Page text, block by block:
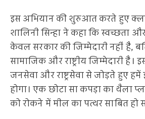
इस अभियान की शुरुआत करते हुए
शालिनी सिन्हा ने कहा कि स्वच्छता और
केवल सरकार की जिम्मेदारी नहीं है,
सामाजिक और राष्ट्रीय जिम्मेदारी है।
जनसेवा और राष्ट्रसेवा से जोड़ते हुए
होगा। एक छोटा सा कपड़ा का थैला
को रोकने में मील का पत्थर साबित हो